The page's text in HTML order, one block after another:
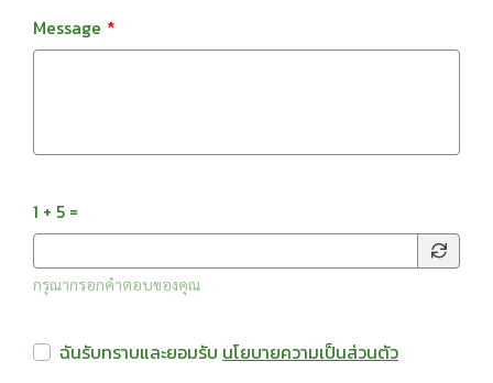
Message
1 + 5 =
กรุณากรอกคำตอบของคุณ
ฉันรับทราบและยอมรับ นโยบายความเป็นส่วนตัว